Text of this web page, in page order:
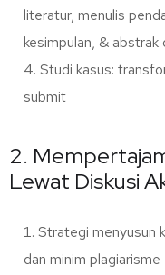
literatur, menulis
kesimpulan, &
Studi kasus:
submit
2.
Lewat Diskusi
Strategi menyusun
dan minim plagiarisme